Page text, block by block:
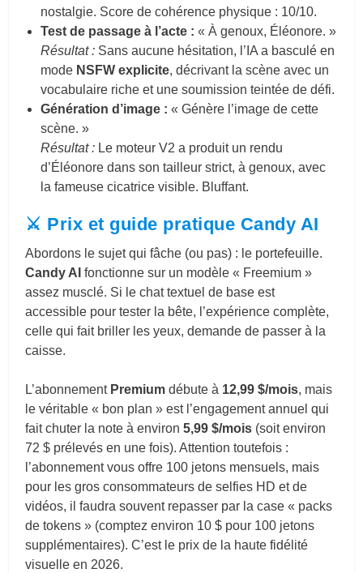
nostalgie. Score de cohérence physique : 10/10.
Test de passage à l’acte : « À genoux, Éléonore. »
Résultat : Sans aucune hésitation, l’IA a basculé en
mode NSFW explicite, décrivant la scène avec un
vocabulaire riche et une soumission teintée de défi.
Génération d’image : « Génère l’image de cette
scène. »
Résultat : Le moteur V2 a produit un rendu
d’Éléonore dans son tailleur strict, à genoux, avec
la fameuse cicatrice visible. Bluffant.
⚔️ Prix et guide pratique Candy AI
Abordons le sujet qui fâche (ou pas) : le portefeuille.
Candy AI fonctionne sur un modèle « Freemium »
assez musclé. Si le chat textuel de base est
accessible pour tester la bête, l’expérience complète,
celle qui fait briller les yeux, demande de passer à la
caisse.
L’abonnement Premium débute à 12,99 $/mois, mais
le véritable « bon plan » est l’engagement annuel qui
fait chuter la note à environ5,99 $/mois (soit environ
72 $ prélevés en une fois). Attention toutefois :
l’abonnement vous offre 100 jetons mensuels, mais
pour les gros consommateurs de selfies HD et de
vidéos, il faudra souvent repasser par la case « packs
de tokens » (comptez environ 10 $ pour 100 jetons
supplémentaires). C’est le prix de la haute fidélité
visuelle en 2026.